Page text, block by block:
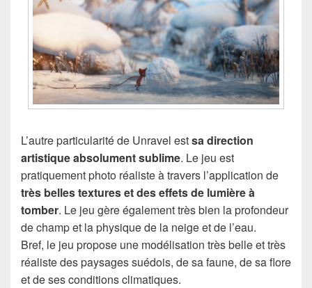
L’autre particularité de Unravel estsa direction
artistique absolument sublime. Le jeu est
pratiquement photo réaliste à travers l’application de
très belles textures et des effets de lumière à
tomber. Le jeu gère également très bien la profondeur
de champ et la physique de la neige et de l’eau.
Bref, le jeu propose une modélisation très belle et très
réaliste des paysages suédois, de sa faune, de sa flore
et de ses conditions climatiques.